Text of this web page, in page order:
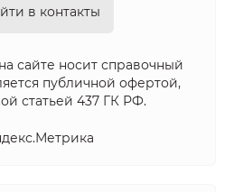
в контакты
сайте носит справочный
публичной офертой,
статьей 437 ГК РФ.